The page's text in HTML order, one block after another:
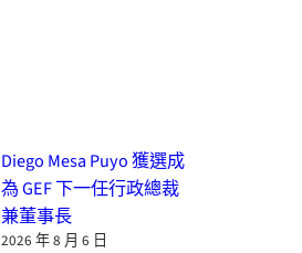
Diego Mesa Puyo 獲選成
為 GEF 下一任行政總裁
兼董事長
2026 年 8 月 6 日